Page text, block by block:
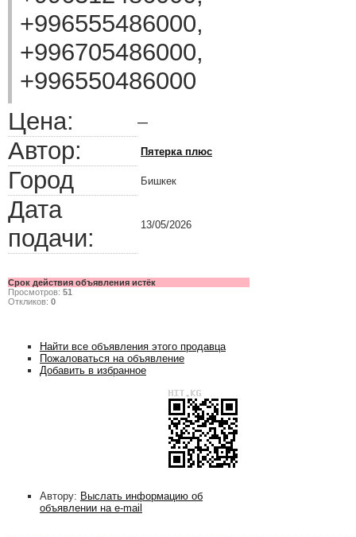
+996555486000,
+996705486000,
+996550486000
Цена:
—
Автор: Пятерка плюс
Город Бишкек
Дата
подачи:
13/05/2026
Срок действия объявления истёк
Просмотров: 51
Откликов: 0
Найти все объявления этого продавца
Пожаловаться на объявление
Добавить в избранное
Автору: Выслать информацию об
объявлении на e-mail